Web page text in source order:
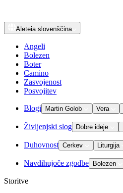
Aleteia slovenščina
Angeli
Bolezen
Boter
Camino
Zasvojenost
Posvojitev
Blogi Martin Golob Vera
Življenjski slog Dobre ideje
Duhovnost Cerkev Liturgija
Navdihujoče zgodbe Bolezen
Storitve